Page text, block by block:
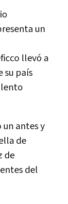
un
llevó a
su país
un antes y
de
de
del